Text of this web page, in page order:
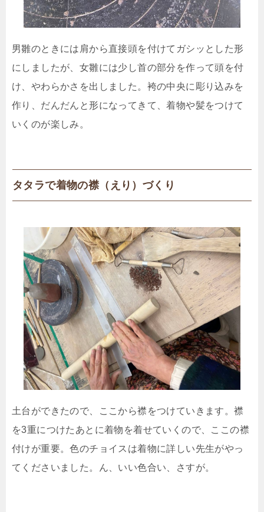
男雛のときには肩から直接頭を付けてガシッとした形
にしましたが、女雛には少し首の部分を作って頭を付
け、やわらかさを出しました。袴の中央に彫り込みを
作り、だんだんと形になってきて、着物や髪をつけて
いくのが楽しみ。
タタラで着物の襟（えり）づくり
土台ができたので、ここから襟をつけていきます。襟
を3重につけたあとに着物を着せていくので、ここの襟
付けが重要。色のチョイスは着物に詳しい先生がやっ
てくださいました。ん、いい色合い、さすが。